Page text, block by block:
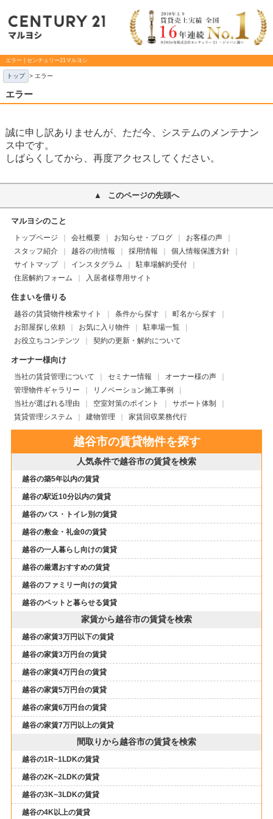
エラー | センチュリー21マルヨシ
トップ > エラー
エラー
誠に申し訳ありませんが、ただ今、システムのメンテナン
ス中です。
しばらくしてから、再度アクセスしてください。
このページの先頭へ
マルヨシのこと
トップページ 会社概要 お知らせ・ブログ
お客様の声
スタッフ紹介
越谷の街情報 採用情報
個人情報保護方針
サイトマップ
インスタグラム
駐車場解約受付
住居解約フォーム
入居者様専用サイト
住まいを借りる
越谷の賃貸物件検索サイト 条件から探す
町名から探す
お部屋探し依頼
お気に入り物件
駐車場一覧
お役立ちコンテンツ
契約の更新・解約について
オーナー様向け
当社の賃貸管理について セミナー情報
オーナー様の声
管理物件ギャラリー
リノベーション施工事例
当社が選ばれる理由
空室対策のポイント
サポート体制
賃貸管理システム
建物管理 家賃回収業務代行
越谷市の賃貸物件を探す
人気条件で越谷市の賃貸を検索
越谷の築5年以内の賃貸
越谷の駅近10分以内の賃貸
越谷のバス・トイレ別の賃貸
越谷の敷金・礼金0の賃貸
越谷の一人暮らし向けの賃貸
越谷の厳選おすすめの賃貸
越谷のファミリー向けの賃貸
越谷のペットと暮らせる賃貸
家賃から越谷市の賃貸を検索
越谷の家賃3万円以下の賃貸
越谷の家賃3万円台の賃貸
越谷の家賃4万円台の賃貸
越谷の家賃5万円台の賃貸
越谷の家賃6万円台の賃貸
越谷の家賃7万円以上の賃貸
間取りから越谷市の賃貸を検索
越谷の1R~1LDKの賃貸
越谷の2K~2LDKの賃貸
越谷の3K~3LDKの賃貸
越谷の4K以上の賃貸